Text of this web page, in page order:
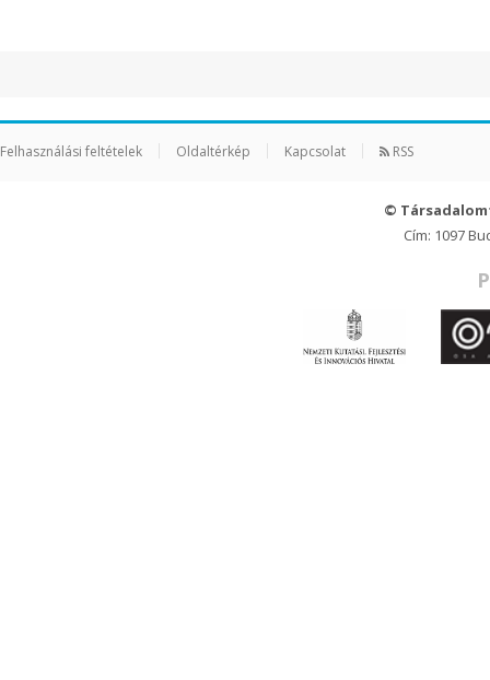
Felhasználási feltételek Oldaltérkép Kapcsolat RSS
©
Cím: 1097